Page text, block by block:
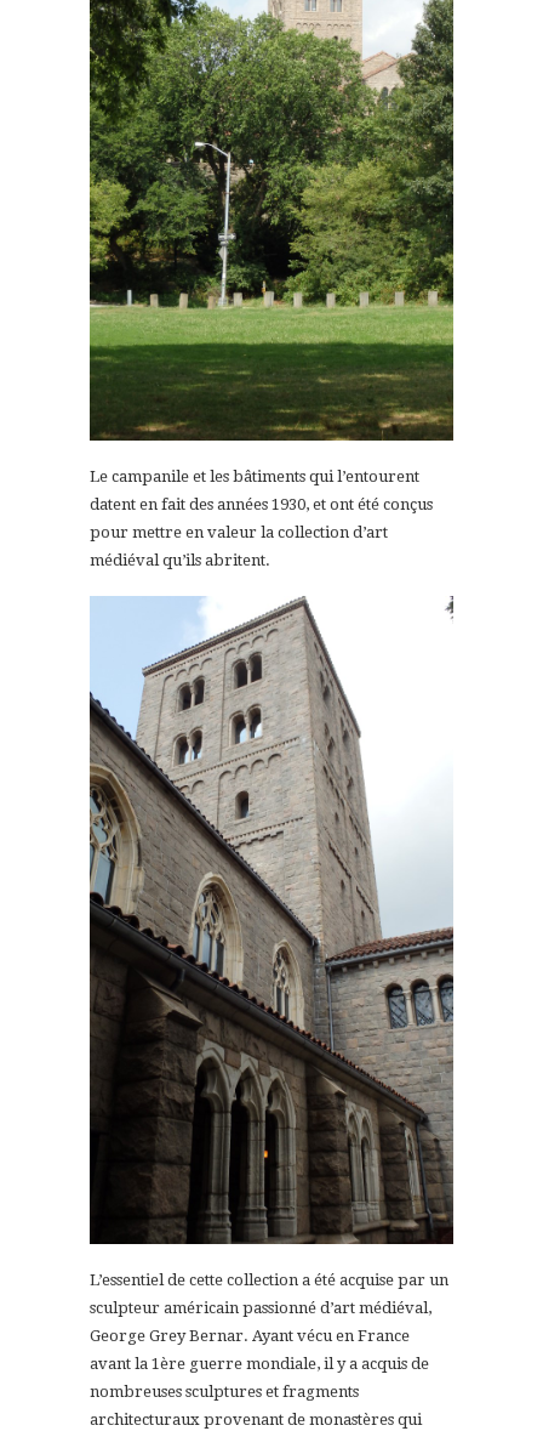
Le campanile et les bâtiments qui l’entourent
datent en fait des années 1930, et ont été conçus
pour mettre en valeur la collection d’art
médiéval qu’ils abritent.
L’essentiel de cette collection a été acquise par un
sculpteur américain passionné d’art médiéval,
George Grey Bernar. Ayant vécu en France
avant la 1ère guerre mondiale, il y a acquis de
nombreuses sculptures et fragments
architecturaux provenant de monastères qui